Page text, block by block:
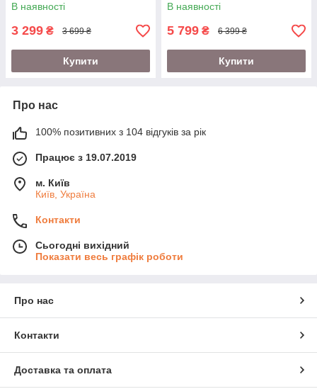
В наявності
3 299 ₴ 3 699 ₴
Купити
В наявності
5 799 ₴ 6 399 ₴
Купити
Про нас
100% позитивних з 104 відгуків за рік
Працює з 19.07.2019
м. Київ
Київ, Україна
Контакти
Сьогодні вихідний
Показати весь графік роботи
Про нас
Контакти
Доставка та оплата